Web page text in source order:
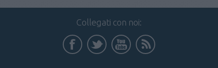
Collegati con noi: